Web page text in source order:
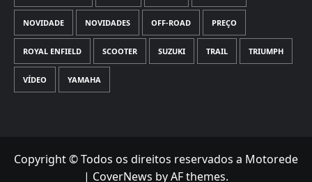
NOVIDADE NOVIDADES OFF-ROAD PREÇO
ROYAL ENFIELD SCOOTER SUZUKI TRAIL TRIUMPH
VÍDEO YAMAHA
Copyright © Todos os direitos reservados a Motorede
| CoverNews by AF themes.